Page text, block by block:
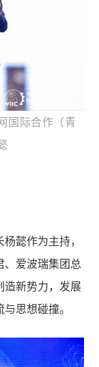
国际合作（青
懿作为主持，
、爱波瑞集团总
造新势力，发展
思想碰撞。